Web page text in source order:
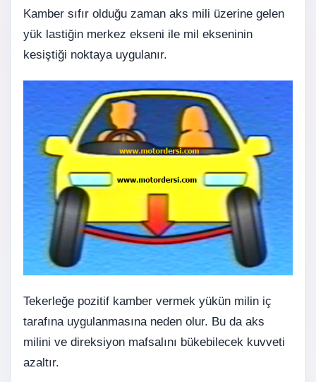
Kamber sıfır olduğu zaman aks mili üzerine gelen
yük lastiğin merkez ekseni ile mil ekseninin
kesiştiği noktaya uygulanır.
Tekerleğe pozitif kamber vermek yükün milin iç
tarafına uygulanmasına neden olur. Bu da aks
milini ve direksiyon mafsalını bükebilecek kuvveti
azaltır.